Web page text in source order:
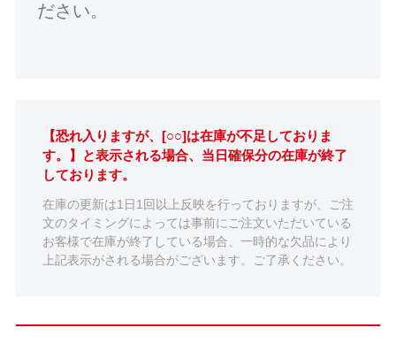
ださい。
【恐れ入りますが、[○○]は在庫が不足しておりま
す。】と表示される場合、当日確保分の在庫が終了
しております。
在庫の更新は1日1回以上反映を行っておりますが、ご注
文のタイミングによっては事前にご注文いただいている
お客様で在庫が終了している場合、一時的な欠品により
上記表示がされる場合がございます。ご了承ください。